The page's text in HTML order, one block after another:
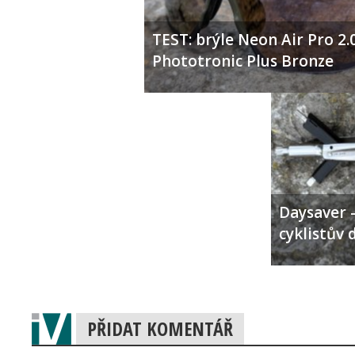
TEST: brýle Neon Air Pro
Phototronic Plus Bronze
Daysaver
cyklistův
PŘIDAT KOMENTÁŘ